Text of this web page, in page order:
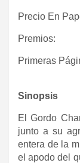
Precio En
Premios:
Primeras
Sinopsis
El Gordo
junto a su
entera de la
el apodo del